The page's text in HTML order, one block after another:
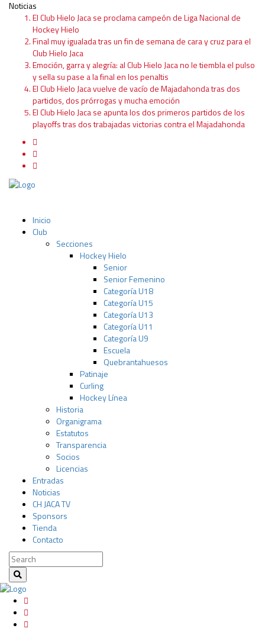
Noticias
El Club Hielo Jaca se proclama campeón de Liga Nacional de
Hockey Hielo
Final muy igualada tras un fin de semana de cara y cruz para el
Club Hielo Jaca
Emoción, garra y alegría: al Club Hielo Jaca no le tiembla el pulso
y sella su pase a la final en los penaltis
El Club Hielo Jaca vuelve de vacío de Majadahonda tras dos
partidos, dos prórrogas y mucha emoción
El Club Hielo Jaca se apunta los dos primeros partidos de los
playoffs tras dos trabajadas victorias contra el Majadahonda
Inicio
Club
Secciones
Hockey Hielo
Senior
Senior Femenino
Categoría U18
Categoría U15
Categoría U13
Categoría U11
Categoría U9
Escuela
Quebrantahuesos
Patinaje
Curling
Hockey Línea
Historia
Organigrama
Estatutos
Transparencia
Socios
Licencias
Entradas
Noticias
CH JACA TV
Sponsors
Tienda
Contacto